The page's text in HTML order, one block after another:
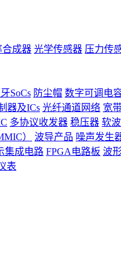
合成器 光学传感器 压力传
SoCs 防尘帽 数字可调电
器及ICs 光纤通道网络 宽
多协议收发器 稳压器 软
）
波导产品 噪声发生
集成电路 FPGA电路板 波
表